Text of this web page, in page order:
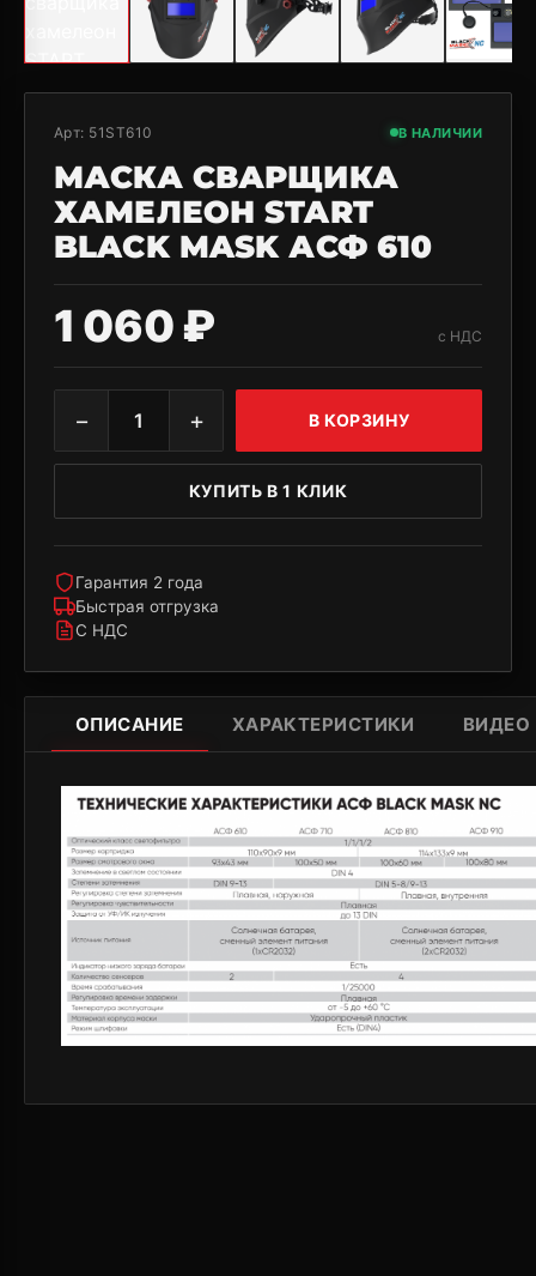
ОПИСАНИЕ ХАРАКТЕРИСТИКИ ВИДЕО
Арт: 51ST610 В НАЛИЧИИ
МАСКА СВАРЩИКА
ХАМЕЛЕОН START
BLACK MASK АСФ 610
1 060 ₽ с НДС
− 1 + В КОРЗИНУ
КУПИТЬ В 1 КЛИК
Гарантия 2 года
Быстрая отгрузка
С НДС